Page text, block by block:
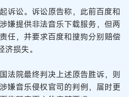
讼。诉讼原告称，此前百度和
嫌提供非法音乐下载服务，但两
任，并要求百度和搜狗分别赔偿
损失。
院最终判决上述原告胜诉，则
嫌音乐侵权官司的判例，届时更